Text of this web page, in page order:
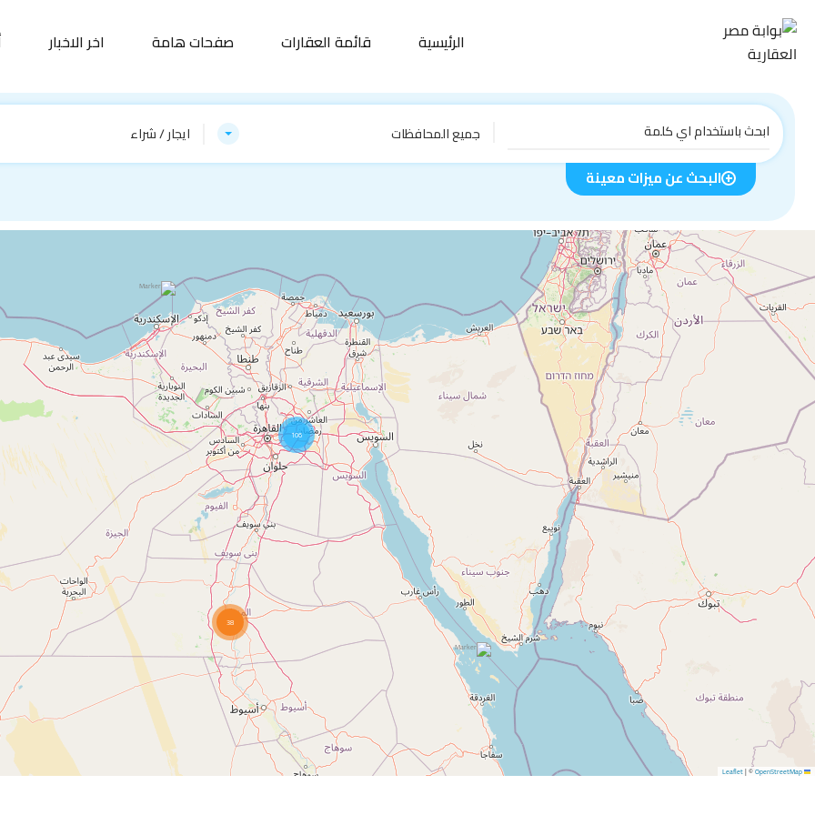
الرئيسية قائمة العقارات صفحات هامة اخر الاخبار
جميع المحافظات ايجار / شراء
البحث عن ميزات معينة
106
38
Leaflet
|©OpenStreetMap